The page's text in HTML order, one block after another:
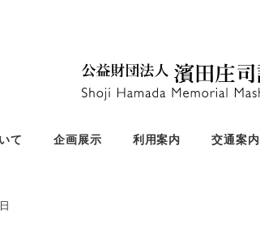
て 企画展示 利用案内 交通案内